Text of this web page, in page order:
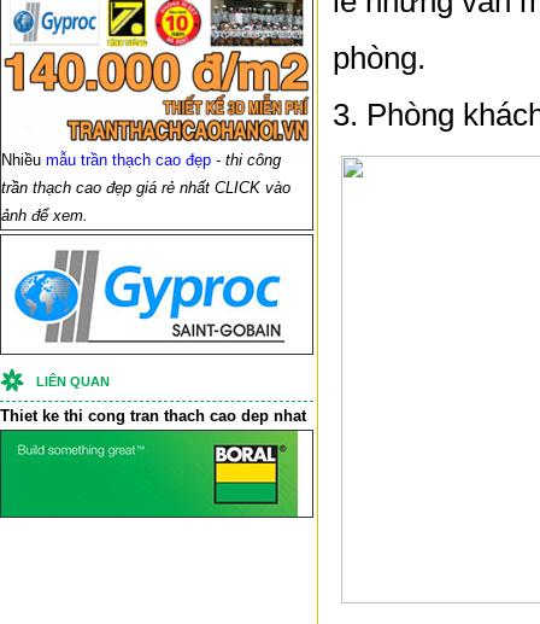
Nhiều mẫu trần thạch cao đẹp - thi công
trần thạch cao đẹp giá rẻ nhất CLICK vào
ảnh để xem.
LIÊN QUAN
Thiet ke thi cong tran thach cao dep nhat
phòng.
3. Phòng